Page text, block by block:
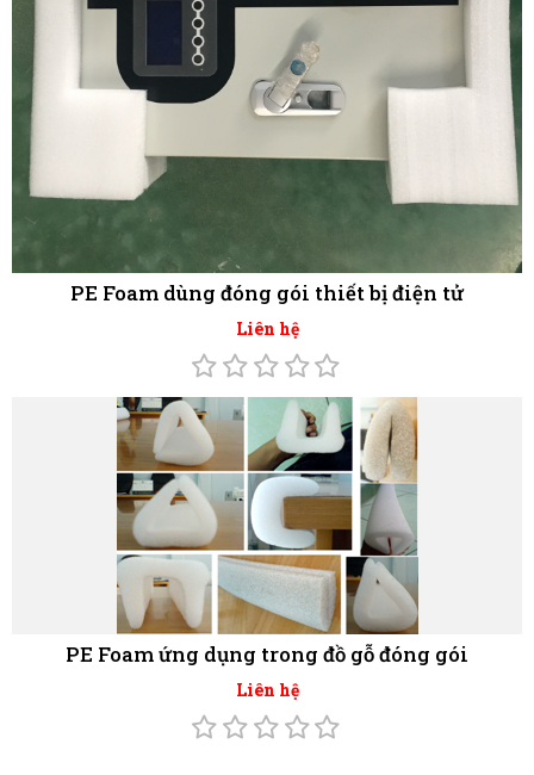
PE Foam dùng đóng gói thiết bị điện tử
Liên hệ
PE Foam ứng dụng trong đồ gỗ đóng gói
Liên hệ